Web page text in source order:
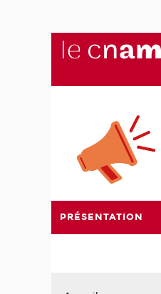
PRÉSENTATION